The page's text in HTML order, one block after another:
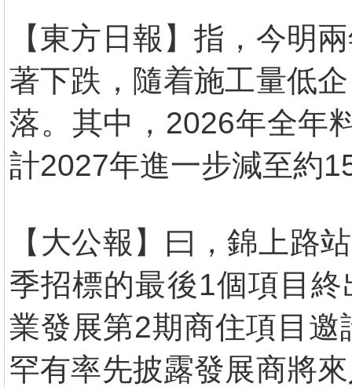
【東方日報】指，今明
著下跌，隨着施工量低
落。其中，2026年全年
計2027年進一步減至約
【大公報】曰，錦上路
季招標的最後1個項目
業發展第2期商住項目
罕有率先披露發展商將